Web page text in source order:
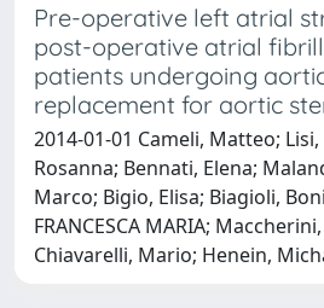
Pre-operative left atrial
post-operative atrial
patients undergoing
replacement for aortic
2014-01-01 Cameli, Matteo;
Rosanna; Bennati, Elena;
Marco; Bigio, Elisa; Biagioli,
FRANCESCA MARIA;
Chiavarelli, Mario; Henein,